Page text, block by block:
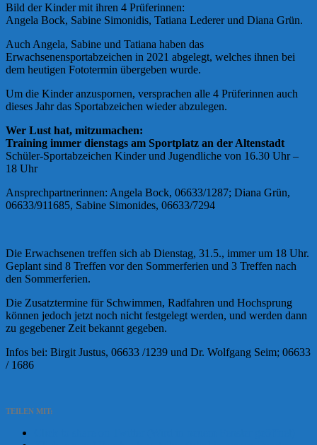
Bild der Kinder mit ihren 4 Prüferinnen:
Angela Bock, Sabine Simonidis, Tatiana Lederer und Diana Grün.
Auch Angela, Sabine und Tatiana haben das
Erwachsenensportabzeichen in 2021 abgelegt, welches ihnen bei
dem heutigen Fototermin übergeben wurde.
Um die Kinder anzuspornen, versprachen alle 4 Prüferinnen auch
dieses Jahr das Sportabzeichen wieder abzulegen.
Wer Lust hat, mitzumachen:
Training immer dienstags am Sportplatz an der Altenstadt
Schüler-Sportabzeichen Kinder und Jugendliche von 16.30 Uhr –
18 Uhr
Ansprechpartnerinnen: Angela Bock, 06633/1287; Diana Grün,
06633/911685, Sabine Simonides, 06633/7294
Die Erwachsenen treffen sich ab Dienstag, 31.5., immer um 18 Uhr.
Geplant sind 8 Treffen vor den Sommerferien und 3 Treffen nach
den Sommerferien.
Die Zusatztermine für Schwimmen, Radfahren und Hochsprung
können jedoch jetzt noch nicht festgelegt werden, und werden dann
zu gegebener Zeit bekannt gegeben.
Infos bei: Birgit Justus, 06633 /1239 und Dr. Wolfgang Seim; 06633
/ 1686
TEILEN MIT: